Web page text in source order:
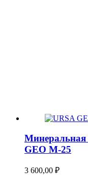
Минеральная
GEO М-25
3 600,00 ₽